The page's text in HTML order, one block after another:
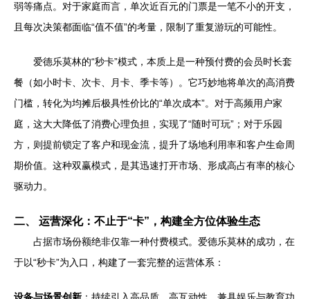
弱等痛点。对于家庭而言，单次近百元的门票是一笔不小的开支，
且每次决策都面临“值不值”的考量，限制了重复游玩的可能性。
爱德乐莫林的“秒卡”模式，本质上是一种预付费的会员时长套
餐（如小时卡、次卡、月卡、季卡等）。它巧妙地将单次的高消费
门槛，转化为均摊后极具性价比的“单次成本”。对于高频用户家
庭，这大大降低了消费心理负担，实现了“随时可玩”；对于乐园
方，则提前锁定了客户和现金流，提升了场地利用率和客户生命周
期价值。这种双赢模式，是其迅速打开市场、形成高占有率的核心
驱动力。
二、 运营深化：不止于“卡”，构建全方位体验生态
占据市场份额绝非仅靠一种付费模式。爱德乐莫林的成功，在
于以“秒卡”为入口，构建了一套完整的运营体系：